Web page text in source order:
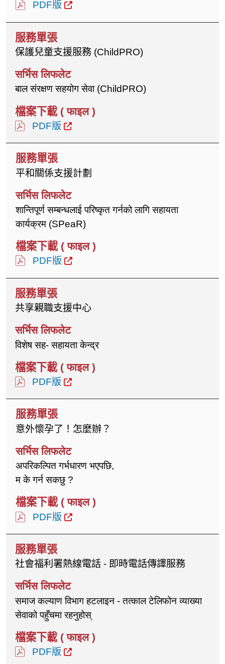
PDF版
保護兒童支援服務 (ChildPRO)
बाल संरक्षण सहयोग सेवा (ChildPRO)
PDF版
平和關係支援計劃
शान्तिपूर्ण सम्बन्धलाई परिष्कृत गर्नको लागि सहायता
कार्यक्रम (SPeaR)
PDF版
共享親職支援中心
विशेष सह- सहायता केन्द्र
PDF版
意外懷孕了！怎麼辦？
अपरिकल्पित गर्भधारण भएपछि,
म के गर्न सकछु ?
PDF版
社會福利署熱線電話 - 即時電話傳譯服務
समाज कल्याण विभाग हटलाइन - तत्काल टेलिफोन व्याख्या
सेवाको पहुँचमा रहनुहोस्
PDF版